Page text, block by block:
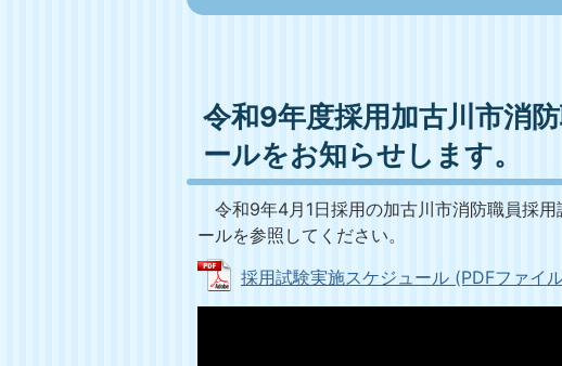
令和9年度採用加古川市消
ールをお知らせします。
令和9年4月1日採用の加古川市消防職員採
ールを参照してください。
採用試験実施スケジュール (PDFファイ